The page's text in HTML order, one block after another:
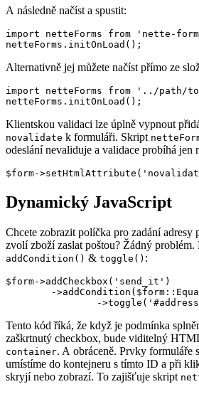
A následně načíst a spustit:
import netteForms from 'nette-
Alternativně jej můžete načíst přímo ze
import netteForms from '../path/
Klientskou validaci lze úplně vypnout
novalidate k formuláři. Skript
odeslání nevaliduje a validace probíhá jen
Dynamický JavaScript
Chcete zobrazit políčka pro zadání adresy
zvolí zboží zaslat poštou? Žádný
addCondition() & toggle() :
$form->addCheckbox('send_it')
Tento kód říká, že když je podmínka
zaškrtnutý checkbox, bude viditelný
container. A obráceně. Prvky formuláře
umístíme do kontejneru s tímto ID a při
skryjí nebo zobrazí. To zajišťuje skript